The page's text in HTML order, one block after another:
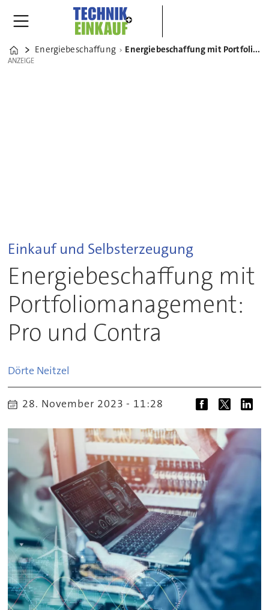
Home
Energiebeschaffung Energiebeschaffung mit Portfoliomanagement: Pro und Contra
ANZEIGE
ANZEIGE
Einkauf und Selbsterzeugung
Energiebeschaffung mit
Portfoliomanagement:
Pro und Contra
Dörte Neitzel
28. November 2023 - 11:28